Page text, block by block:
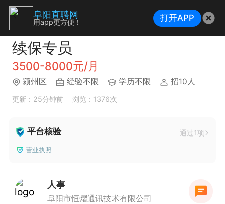
续保专员
3500-8000元/月
颍州区 经验不限 学历不限 招10人
更新：25分钟前 浏览：1376次
平台核验 通过1项
营业执照
人事
阜阳市恒熠通讯技术有限公司
阜阳直聘网
用app更方便！ 打开APP